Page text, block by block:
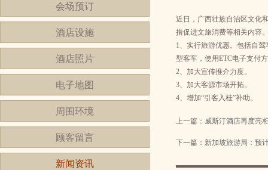
会场预订
酒店设施
酒店照片
电子地图
周围环境
顾客留言
新闻资讯
近日，广西壮族自治区文化
措促进文旅消费等相关内容
1、实行旅游优惠。包括自
型客车，使用ETC电子支付
2、加大宣传推介力度。
3、加大客源市场开拓。
4、增加“引客入桂”补助。
上一篇： 威斯汀酒店再度亮
下一篇： 新加坡旅游局：预